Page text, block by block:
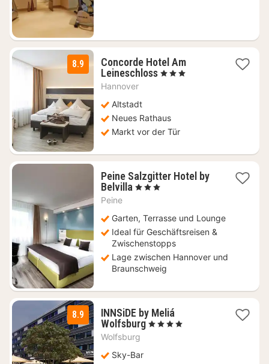
8.9
Concorde Hotel Am
Leineschloss3
€
, 3 Sterne
Hannover
Altstadt
Neues Rathaus
Markt vor der Tür
Peine Salzgitter Hotel by
Belvilla 2
69
€
, 3 Sterne
Peine
Garten, Terrasse und Lounge
Ideal für Geschäftsreisen &
Zwischenstopps
Lage zwischen Hannover und
Braunschweig
8.9
INNSiDE by Meliá
Wolfsburg3
, 4 Sterne
Wolfsburg
Sky-Bar